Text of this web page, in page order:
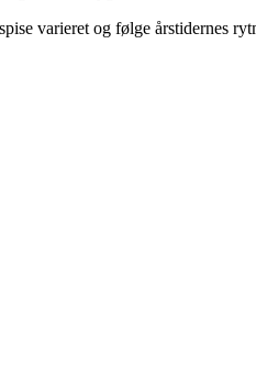
varieret og følge årstidernes